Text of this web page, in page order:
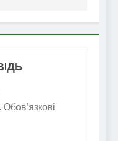
Обов’язкові